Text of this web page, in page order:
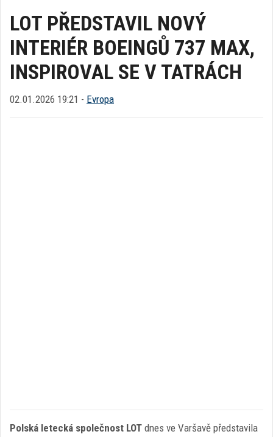
LOT PŘEDSTAVIL NOVÝ
INTERIÉR BOEINGŮ 737 MAX,
INSPIROVAL SE V TATRÁCH
02.01.2026 19:21 - Evropa
Polská letecká společnost LOT dnes ve Varšavě představila